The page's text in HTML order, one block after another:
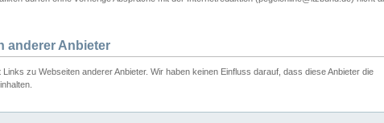
anderer Anbieter
zu Webseiten anderer Anbieter. Wir haben keinen Einfluss darauf, dass diese Anbieter die